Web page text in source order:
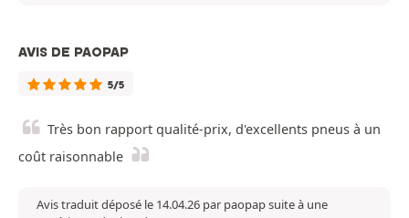
AVIS DE PAOPAP
5/5
Très bon rapport qualité-prix, d'excellents pneus à un
coût raisonnable
Avis traduit déposé le 14.04.26 par paopap suite à une